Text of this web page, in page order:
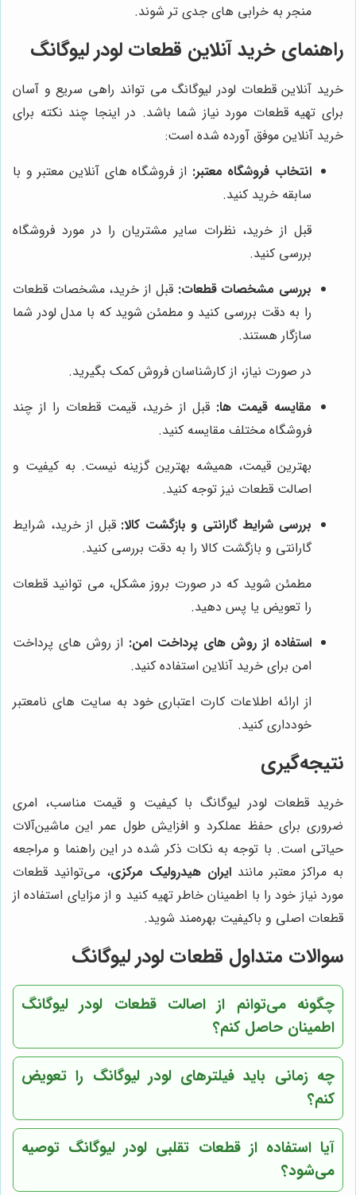
منجر به خرابی های جدی تر شوند.
راهنمای خرید آنلاین قطعات لودر لیوگانگ
خرید آنلاین قطعات لودر لیوگانگ می تواند راهی سریع و آسان
برای تهیه قطعات مورد نیاز شما باشد. در اینجا چند نکته برای
خرید آنلاین موفق آورده شده است:
انتخاب فروشگاه معتبر: از فروشگاه های آنلاین معتبر و با
سابقه خرید کنید.
قبل از خرید، نظرات سایر مشتریان را در مورد فروشگاه
بررسی کنید.
بررسی مشخصات قطعات: قبل از خرید، مشخصات قطعات
را به دقت بررسی کنید و مطمئن شوید که با مدل لودر شما
سازگار هستند.
در صورت نیاز، از کارشناسان فروش کمک بگیرید.
مقایسه قیمت ها: قبل از خرید، قیمت قطعات را از چند
فروشگاه مختلف مقایسه کنید.
بهترین قیمت، همیشه بهترین گزینه نیست. به کیفیت و
اصالت قطعات نیز توجه کنید.
بررسی شرایط گارانتی و بازگشت کالا: قبل از خرید، شرایط
گارانتی و بازگشت کالا را به دقت بررسی کنید.
مطمئن شوید که در صورت بروز مشکل، می توانید قطعات
را تعویض یا پس دهید.
استفاده از روش های پرداخت امن: از روش های پرداخت
امن برای خرید آنلاین استفاده کنید.
از ارائه اطلاعات کارت اعتباری خود به سایت های نامعتبر
خودداری کنید.
نتیجه‌گیری
خرید قطعات لودر لیوگانگ با کیفیت و قیمت مناسب، امری
ضروری برای حفظ عملکرد و افزایش طول عمر این ماشین‌آلات
حیاتی است. با توجه به نکات ذکر شده در این راهنما و مراجعه
به مراکز معتبر مانند ایران هیدرولیک مرکزی، می‌توانید قطعات
مورد نیاز خود را با اطمینان خاطر تهیه کنید و از مزایای استفاده از
قطعات اصلی و باکیفیت بهره‌مند شوید.
سوالات متداول قطعات لودر لیوگانگ
چگونه می‌توانم از اصالت قطعات لودر لیوگانگ
اطمینان حاصل کنم؟
چه زمانی باید فیلترهای لودر لیوگانگ را تعویض
کنم؟
آیا استفاده از قطعات تقلبی لودر لیوگانگ توصیه
می‌شود؟